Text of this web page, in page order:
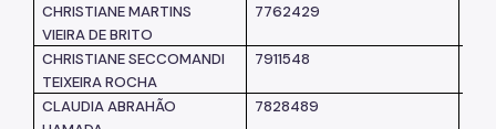
CHRISTIANE MARTINS
VIEIRA DE BRITO
7762429
CHRISTIANE SECCOMANDI
TEIXEIRA ROCHA
7911548
CLAUDIA ABRAHÃO
7828489